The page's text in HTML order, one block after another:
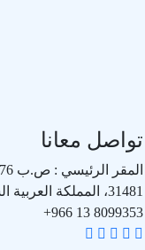
تواصل معانا
31481، المملكة العربية السعودية
8099353 13 966+